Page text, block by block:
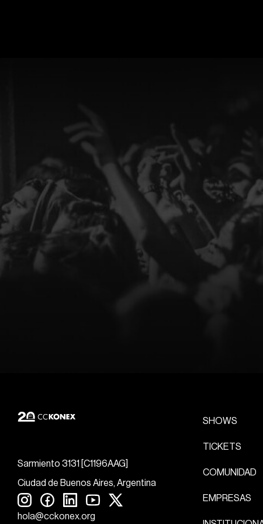
Sarmiento 3131 [C1196AAG]
Ciudad de Buenos Aires, Argentina
hola@cckonex.org
SHOWS
TICKETS
COMUNIDAD
EMPRESAS